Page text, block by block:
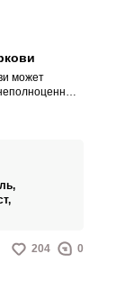
может
вам
морковь
кабачками.
204 0